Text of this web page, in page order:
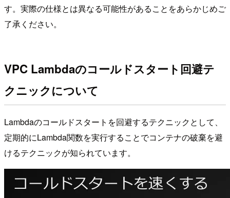
す。実際の仕様とは異なる可能性があることをあらかじめご
了承ください。
VPC Lambdaのコールドスタート回避テ
クニックについて
Lambdaのコールドスタートを回避するテクニックとして、
定期的にLambda関数を実行することでコンテナの破棄を避
けるテクニックが知られています。